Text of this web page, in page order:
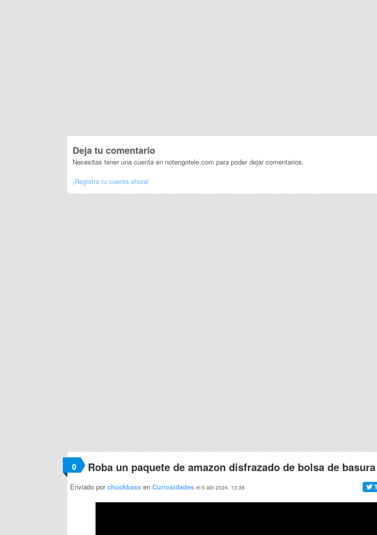
Deja tu comentario
Necesitas tener una cuenta en notengotele.com para poder dejar comentarios.
¡Registra tu cuenta ahora!
0 Roba un paquete de amazon disfrazado de bolsa de basura
Enviado porchuckbass en Curiosidades el 5 abr 2024, 13:38